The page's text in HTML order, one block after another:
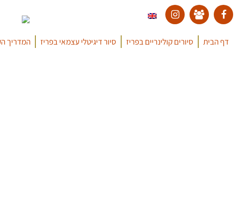
דף הבית סיורים קולינריים בפריז סיור דיגיטלי עצמאי בפריז המדריך